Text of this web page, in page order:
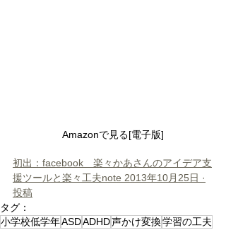
Amazonで見る[電子版]
初出：facebook　楽々かあさんのアイデア支
援ツールと楽々工夫note 2013年10月25日 ·
投稿
タグ：
小学校低学年ASDADHD声かけ変換学習の工夫